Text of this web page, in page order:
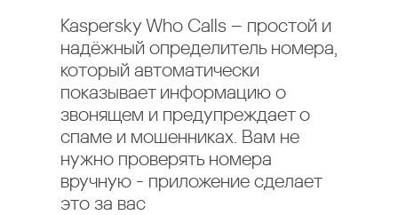
Kaspersky Who Calls – простой и
надёжный определитель номера,
который автоматически
показывает информацию о
звонящем и предупреждает о
спаме и мошенниках. Вам не
нужно проверять номера
вручную - приложение сделает
это за вас